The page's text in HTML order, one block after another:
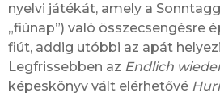
nyelvi játékát, amely a
„fiúnap”) való összecsengésre
fiút, addig utóbbi az apát
Legfrissebben az Endlich
képeskönyv vált elérhetővé